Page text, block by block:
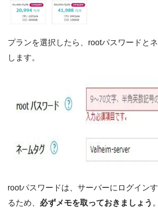
プランを選択したら、rootパスワードと
します。
rootパスワードは、サーバーにログイン
るため、 必ずメモを取っておきましょう 。